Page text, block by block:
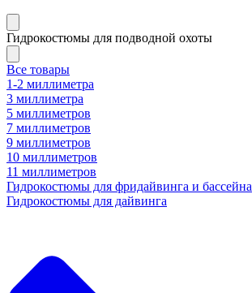
Гидрокостюмы для подводной охоты
Все товары
1-2 миллиметра
3 миллиметра
5 миллиметров
7 миллиметров
9 миллиметров
10 миллиметров
11 миллиметров
Гидрокостюмы для фридайвинга и бассейна
Гидрокостюмы для дайвинга